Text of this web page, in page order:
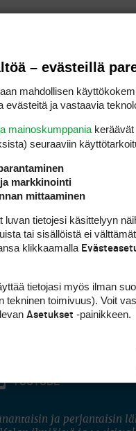
YOUTUBE
ja perjantaisin
– evästeillä
mahdollisen
ja vastaavia
mainoskumppania
seuraaviin
markkinointi
mittaaminen
tietojesi käsittelyyn
tai sisällöistä ei
klikkaamalla
tietojasi myös ilman
tekninen toimivuus). Voit
Asetukset -painikkeen.